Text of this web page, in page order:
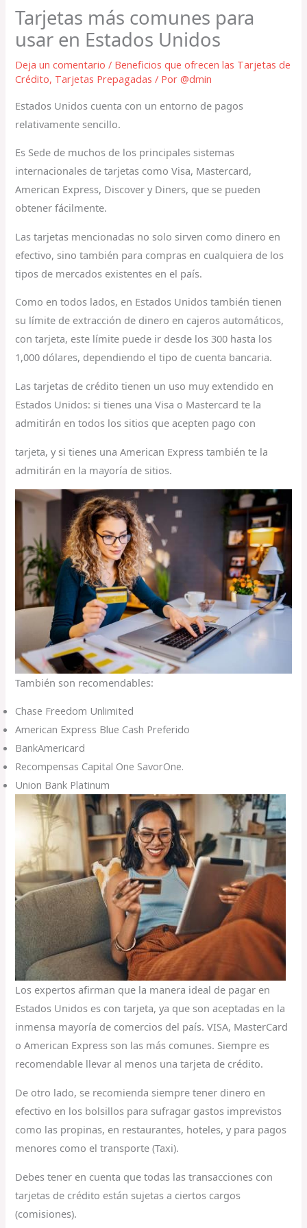
Tarjetas más comunes para
usar en Estados Unidos
Deja un comentario / Beneficios que ofrecen las Tarjetas de
Crédito, Tarjetas Prepagadas / Por@dmin
Estados Unidos cuenta con un entorno de pagos
relativamente sencillo.
Es Sede de muchos de los principales sistemas
internacionales de tarjetas como Visa, Mastercard,
American Express, Discover y Diners, que se pueden
obtener fácilmente.
Las tarjetas mencionadas no solo sirven como dinero en
efectivo, sino también para compras en cualquiera de los
tipos de mercados existentes en el país.
Como en todos lados, en Estados Unidos también tienen
su límite de extracción de dinero en cajeros automáticos,
con tarjeta, este límite puede ir desde los 300 hasta los
1,000 dólares, dependiendo el tipo de cuenta bancaria.
Las tarjetas de crédito tienen un uso muy extendido en
Estados Unidos: si tienes una Visa o Mastercard te la
admitirán en todos los sitios que acepten pago con
tarjeta, y si tienes una American Express también te la
admitirán en la mayoría de sitios.
También son recomendables:
Chase Freedom Unlimited
American Express Blue Cash Preferido
BankAmericard
Recompensas Capital One SavorOne.
Union Bank Platinum
Los expertos afirman que la manera ideal de pagar en
Estados Unidos es con tarjeta, ya que son aceptadas en la
inmensa mayoría de comercios del país. VISA, MasterCard
o American Express son las más comunes. Siempre es
recomendable llevar al menos una tarjeta de crédito.
De otro lado, se recomienda siempre tener dinero en
efectivo en los bolsillos para sufragar gastos imprevistos
como las propinas, en restaurantes, hoteles, y para pagos
menores como el transporte (Taxi).
Debes tener en cuenta que todas las transacciones con
tarjetas de crédito están sujetas a ciertos cargos
(comisiones).